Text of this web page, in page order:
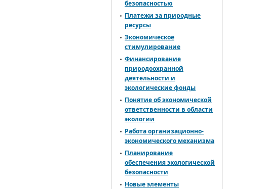
безопасностью
Платежи за природные
ресурсы
Экономическое
стимулирование
Финансирование
природоохранной
деятельности и
экологические фонды
Понятие об экономической
ответственности в области
экологии
Работа организационно-
экономического механизма
Планирование
обеспечения экологической
безопасности
Новые элементы